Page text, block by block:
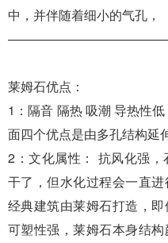
中，并伴随着细小的气孔，
莱姆石优点：
1：隔音 隔热 吸潮 导热性
面四个优点是由多孔结构延
2：文化属性： 抗风化强
干了，但水化过程会一直
经典建筑由莱姆石打造，
可塑性强，莱姆石本身结